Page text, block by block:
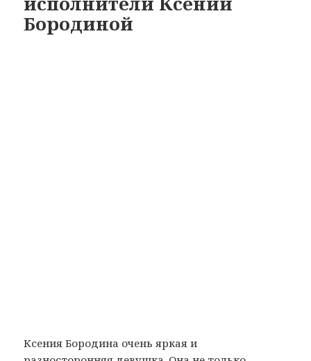
Бородиной
Ксения Бородина очень яркая и